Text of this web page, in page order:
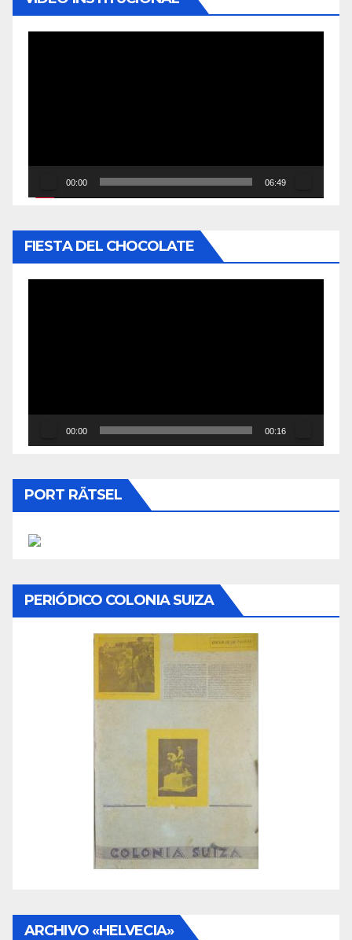
00:00 06:49
FIESTA DEL CHOCOLATE
00:00 00:16
PORT RÄTSEL
PERIÓDICO COLONIA SUIZA
ARCHIVO «HELVECIA»